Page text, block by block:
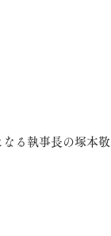
る執事長の塚本